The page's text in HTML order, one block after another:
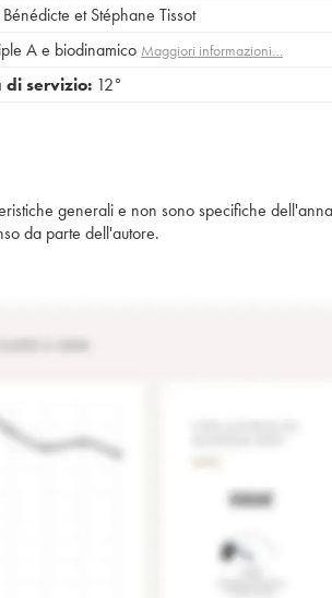
Bénédicte et Stéphane Tissot
A e biodinamico Maggiori informazioni…
di servizio: 12°
generali e non sono specifiche
da parte dell'autore.